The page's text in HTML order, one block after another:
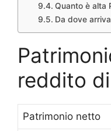
Quanto è alta
Da dove
reddito
Patrimonio netto